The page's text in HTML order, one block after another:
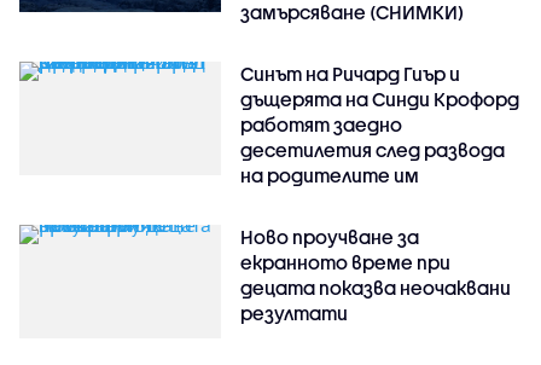
замърсяване (СНИМКИ)
Синът на Ричард Гиър и
дъщерята на Синди Крофорд
работят заедно
десетилетия след развода
на родителите им
Ново проучване за
екранното време при
децата показва неочаквани
резултати